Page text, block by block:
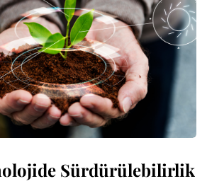
Sürdürülebilirlik